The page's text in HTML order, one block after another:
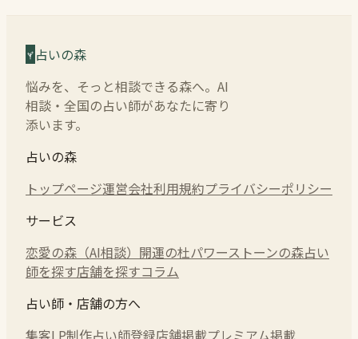
占いの森
悩みを、そっと相談できる森へ。AI
相談・全国の占い師があなたに寄り
添います。
占いの森
トップページ運営会社利用規約プライバシーポリシー
サービス
恋愛の森（AI相談） 開運の杜パワーストーンの森占い
師を探す店舗を探すコラム
占い師・店舗の方へ
集客LP制作占い師登録店舗掲載プレミアム掲載